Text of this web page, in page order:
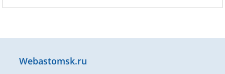
Webastomsk.ru